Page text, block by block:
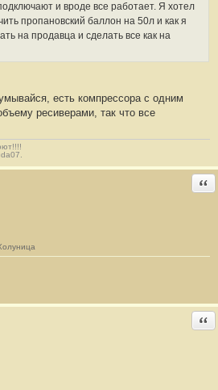
и вроде все работает. Я хотел
пропановский баллон на 50л и как я
на продавца и сделать все как на
есть компрессора с одним
ресиверами, так что все